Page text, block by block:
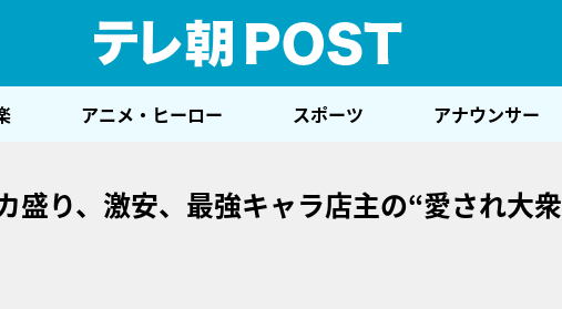
アニメ・ヒーロー スポーツ アナウンサー
盛り、激安、最強キャラ店主の“愛され大衆